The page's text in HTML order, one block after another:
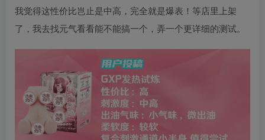
我觉得这性价比岂止是中高，完全就是爆表！等店里上架
了，我去找元气看看能不能搞一个，弄一个更详细的测试。